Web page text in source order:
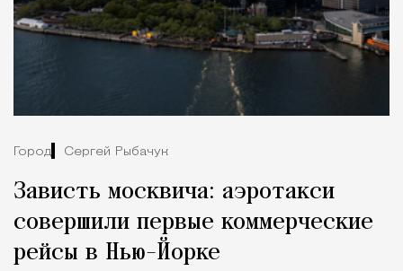
Город Сергей Рыбачук
Зависть москвича: аэротакси
совершили первые коммерческие
рейсы в Нью-Йорке